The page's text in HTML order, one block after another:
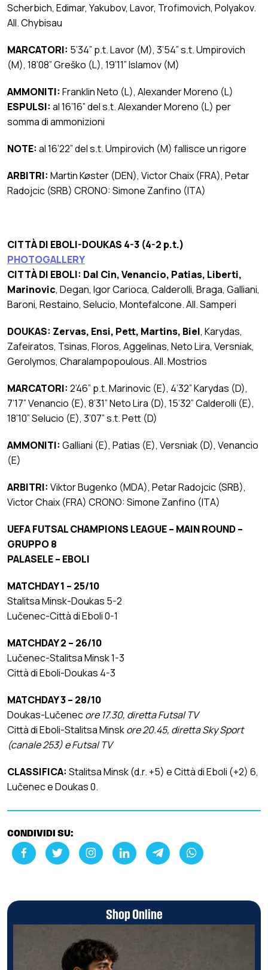
Scherbich, Edimar, Yakubov, Lavor, Trofimovich, Polyakov.
All. Chybisau
MARCATORI: 5’34” p.t. Lavor (M), 3’54” s.t. Umpirovich
(M), 18’08”Greško (L), 19’11” Islamov (M)
AMMONITI: Franklin Neto (L), Alexander Moreno (L)
ESPULSI: al 16’16” del s.t. Alexander Moreno (L) per
somma di ammonizioni
NOTE: al 16’22” del s.t. Umpirovich (M) fallisce un rigore
ARBITRI: Martin Køster (DEN), Victor Chaix (FRA), Petar
Radojcic (SRB) CRONO: Simone Zanfino (ITA)
CITTÀ DI EBOLI-DOUKAS 4-3 (4-2 p.t.)
PHOTOGALLERY
CITTÀ DI EBOLI: Dal Cin, Venancio, Patias, Liberti,
Marinovic, Degan, Igor Carioca, Calderolli, Braga, Galliani,
Baroni, Restaino, Selucio, Montefalcone. All. Samperi
DOUKAS: Zervas, Ensi, Pett, Martins, Biel, Karydas,
Zafeiratos, Tsinas, Floros, Aggelinas, Neto Lira, Versniak,
Gerolymos, Charalampopoulous. All. Mostrios
MARCATORI: 2’46” p.t. Marinovic (E), 4’32” Karydas (D),
7’17” Venancio (E), 8’31” Neto Lira (D), 15’32” Calderolli (E),
18’10” Selucio (E), 3’07” s.t. Pett (D)
AMMONITI: Galliani (E), Patias (E), Versniak (D), Venancio
(E)
ARBITRI: Viktor Bugenko (MDA), Petar Radojcic (SRB),
Victor Chaix (FRA) CRONO: Simone Zanfino (ITA)
UEFA FUTSAL CHAMPIONS LEAGUE – MAIN ROUND –
GRUPPO 8
PALASELE – EBOLI
MATCHDAY 1 – 25/10
Stalitsa Minsk-Doukas 5-2
Lučenec-Città di Eboli 0-1
MATCHDAY 2 – 26/10
Lučenec-Stalitsa Minsk 1-3
Città di Eboli-Doukas 4-3
MATCHDAY 3 – 28/10
Doukas-Lučenecore 17.30, diretta Futsal TV
Città di Eboli-Stalitsa Minskore 20.45, diretta Sky Sport
(canale 253) e Futsal TV
CLASSIFICA: Stalitsa Minsk (d.r. +5) e Città di Eboli (+2) 6,
Lučenec e Doukas 0.
CONDIVIDI SU:
Shop Online